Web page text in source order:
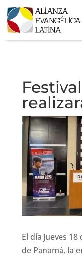
El día jueves 18
de Panamá, la